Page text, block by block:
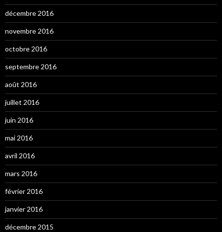
décembre 2016
novembre 2016
octobre 2016
septembre 2016
août 2016
juillet 2016
juin 2016
mai 2016
avril 2016
mars 2016
février 2016
janvier 2016
décembre 2015